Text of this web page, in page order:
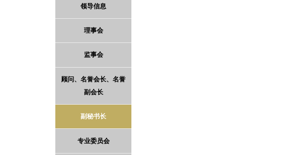
领导信息
理事会
监事会
顾问、名誉会长、名誉
副会长
副秘书长
专业委员会